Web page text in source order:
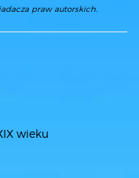
praw autorskich.
wieku